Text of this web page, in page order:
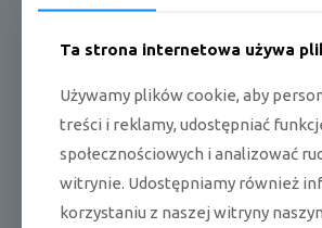
W skład zestawu wchodzą:
- jednostka wewnętrzna
- pilot bezprzewodowy.
PARAMETRY TECHNICZNE -
Ta strona internetowa używa
Używamy plików cookie, aby
treści i reklamy, udostępniać
społecznościowych i analizować
witrynie. Udostępniamy również
korzystaniu z naszej witryny